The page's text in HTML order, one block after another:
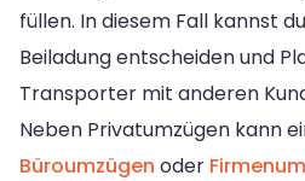
füllen. In diesem Fall kannst
Beiladung entscheiden und
Transporter mit anderen
Neben Privatumzügen kann
Büroumzügen oder